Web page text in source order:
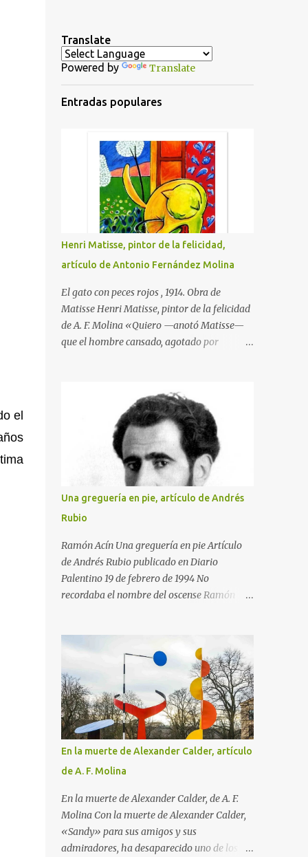
el
Translate
Powered by Translate
Entradas populares
Henri Matisse, pintor de la felicidad,
artículo de Antonio Fernández Molina
El gato con peces rojos , 1914. Obra de
Matisse Henri Matisse, pintor de la felicidad
de A. F. Molina «Quiero —anotó Matisse—
que el hombre cansado, agotado por
afirmación, que traduce la clara idea que
tenía de su misión como artista, llegó a
hacerse realidad en su obra. Nacido en
Gateau-Cambresis el día último del año
1869, hijo de un tratante en granos, nada en
su infancia y en su adolescencia parecía
indicar que estaba destinado a ser uno de los
creadores plásticos más importantes de su
tiempo. Durante un año asistió en París a las
clases de la Facultad de Derecho, sin que
durante él se le ocurriera visitar ningún
museo ni asistir a salas de exposiciones, y
después volvió a su provincia para empezar
los 21 años, aconteció lo maravilloso. Cayó
enfermo y, para que se entretuviera durante
la convalecencia, su madre le regaló...
Una greguería en pie, artículo de Andrés
Rubio
Ramón Acín Una greguería en pie Artículo
de Andrés Rubio publicado en Diario
Palentino 19 de febrero de 1994 No
recordaba el nombre del oscense Ramón
Buenos Aires) cuando en una de mis últimas
excursiones paseaba por el parque Miguel
Servet de Huesca, adonde acudí por las
casetas de libros que allí había con motivo
de la Feria del Libro en Huesca. El atractivo
acontecimiento parecía enmarcado en una
avenida del parque entre siluetas de árboles
espléndidos. Al verlos sentí esa sensación de
lo ya conocido, aunque no había estado
antes en ese lugar. Pero me equivocaba,
porque esas siluetas si me parecía haberlas
vivido antes era porque conocía la
reproducción de un magnífico cuadro de
En la muerte de Alexander Calder, artículo
de A. F. Molina
En la muerte de Alexander Calder, de A. F.
Molina Con la muerte de Alexander Calder,
«Sandy» para sus amigos y sus
admiradores, ha desaparecido uno de los